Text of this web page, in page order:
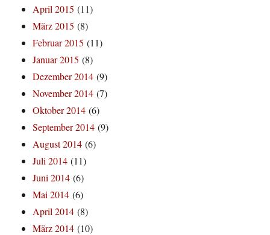
April 2015 (11)
März 2015 (8)
Februar 2015 (11)
Januar 2015 (8)
Dezember 2014 (9)
November 2014 (7)
Oktober 2014 (6)
September 2014 (9)
August 2014 (6)
Juli 2014 (11)
Juni 2014 (6)
Mai 2014 (6)
April 2014 (8)
März 2014 (10)